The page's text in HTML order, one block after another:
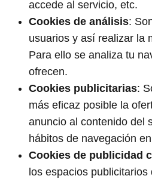
accede al servicio, etc.
Cookies de análisis:
usuarios y así realizar la
Para ello se analiza tu
ofrecen.
Cookies publicitarias:
más eficaz posible la
anuncio al contenido del
hábitos de navegación
Cookies de publicidad
los espacios